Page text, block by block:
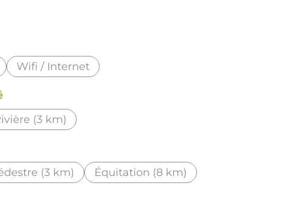
Wifi / Internet
(3 km)
(3 km) Équitation (8 km)